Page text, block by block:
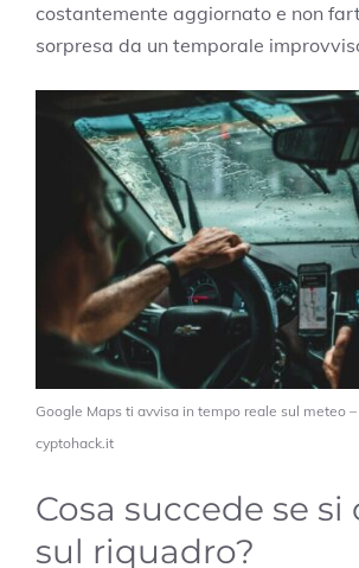
costantemente aggiornato e non
sorpresa da un temporale
Google Maps ti avvisa in tempo reale sul meteo
cyptohack.it
Cosa succede se si
sul riquadro?